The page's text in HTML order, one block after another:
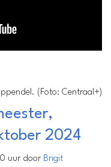
(Foto: Centraal+)
2024
uur door Brigit